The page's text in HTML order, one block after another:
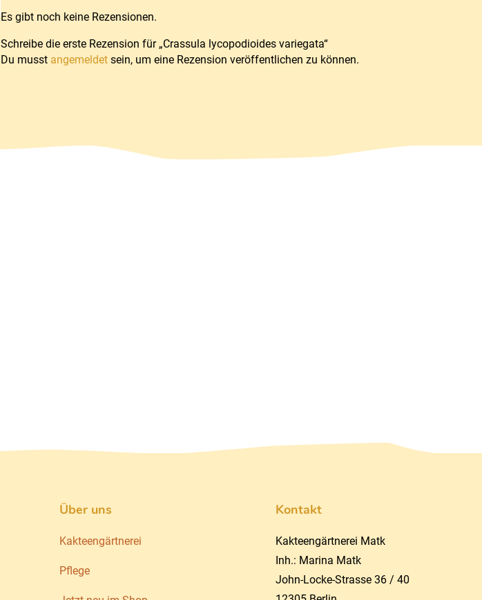
Es gibt noch keine Rezensionen.
Schreibe die erste Rezension für „Crassula lycopodioides variegata“
Du musst angemeldet sein, um eine Rezension veröffentlichen zu können.
Über uns
Kakteengärtnerei
Pflege
Kontakt
Kakteengärtnerei Matk
Inh.: Marina Matk
John-Locke-Strasse 36 / 40